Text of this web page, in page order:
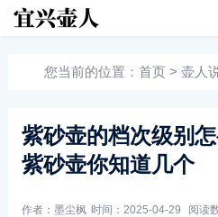
您当前的位置： 首页 > 壶人
紫砂壶的档次级别
紫砂壶你知道几个
作者：墨尘枫 时间：2025-04-29 阅读